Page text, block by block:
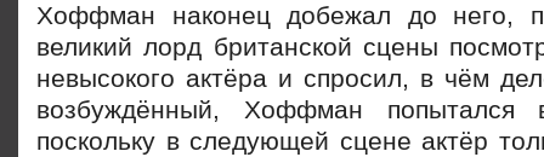
Хоффман наконец добежал до него,
великий лорд британской сцены
невысокого актёра и спросил, в чём
возбуждённый, Хоффман попытался
поскольку в следующей сцене актёр